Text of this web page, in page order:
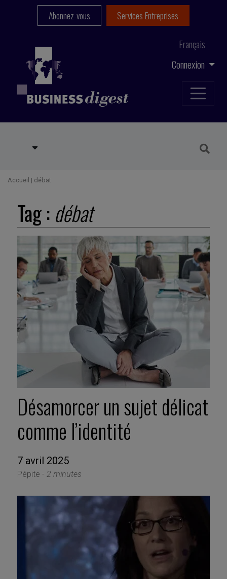
Connexion
Français
Abonnez-vous Services Entreprises
Accueil | débat
Tag : débat
Désamorcer un sujet délicat
comme l’identité
7 avril 2025
Pépite - 2 minutes